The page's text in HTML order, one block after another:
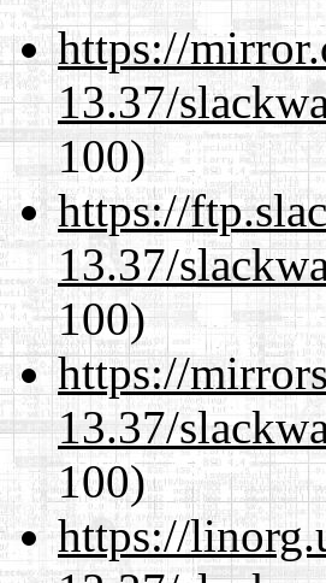
https://
13.37/
100)
https://
13.37/
100)
https://
13.37/
100)
https://